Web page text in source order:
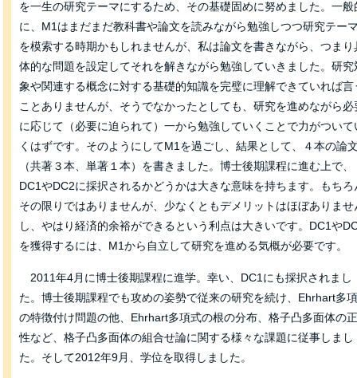
を一生の研究テーマにするため、その基礎固めに努めました。一般
に、M1はまだまだ教科書や論文を読みながら勉強しつつ研究テー
を模索する時期かもしれませんが、私は論文を書きながら、つまり
体的な問題を設定してそれを解きながら勉強していきました。研究
象や関連する概念に対する基礎的知識を完璧に理解できていれば言
ことありませんが、そうでなかったとしても、研究を進めながら必
に応じて（必要に迫られて）一から勉強していくことで力がついて
くはずです。そのようにしてM1を過ごし、結果として、４本の論
（共著３本、単著１本）を書きました。博士後期課程に進む上で、
DC1やDC2に採択されるかどうかは大きな意味を持ちます。もちろ
その限りではありませんが、少なくともデメリットはほぼありませ
し、やはり経済的余裕ができるという利点は大きいです。DC1や
を獲得するには、M1から自立して研究を進める気概が必要です。
2011年4月に博士後期課程に進学。幸い、DC1にも採択されまし
た。博士後期課程でも攻めの姿勢で従来の研究を続け、Ehrhart多
の特徴付け問題の他、Ehrhart多項式の根の分布、格子凸多面体の
性など、格子凸多面体の組合せ論に関する様々な課題に従事しまし
た。そして2012年9月、学位を取得しました。